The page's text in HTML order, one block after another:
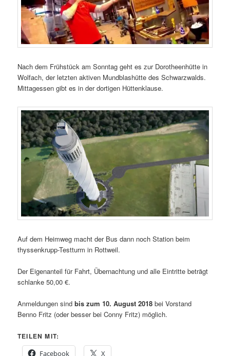
Nach dem Frühstück am Sonntag geht es zur Dorotheenhütte in
Wolfach, der letzten aktiven Mundblashütte des Schwarzwalds.
Mittagessen gibt es in der dortigen Hüttenklause.
Auf dem Heimweg macht der Bus dann noch Station beim
thyssenkrupp-Testturm in Rottweil.
Der Eigenanteil für Fahrt, Übernachtung und alle Eintritte beträgt
schlanke 50,00 €.
Anmeldungen sindbis zum 10. August 2018 bei Vorstand
Benno Fritz (oder besser bei Conny Fritz) möglich.
TEILEN MIT:
Facebook
X